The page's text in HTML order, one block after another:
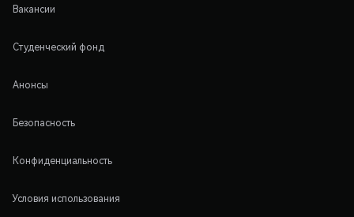
Вакансии
Студенческий фонд
Анонсы
Безопасность
Конфиденциальность
Условия использования